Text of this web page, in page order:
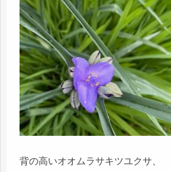
背の高いオオムラサキツユクサ、